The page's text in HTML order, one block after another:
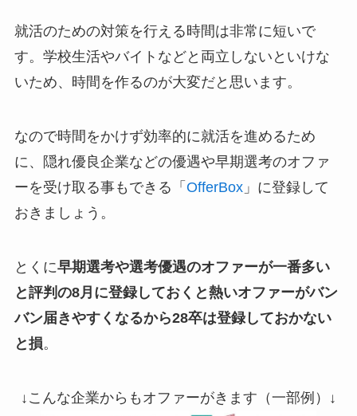
就活のための対策を行える時間は非常に短いで
す。学校生活やバイトなどと両立しないといけな
いため、時間を作るのが大変だと思います。
なので時間をかけず効率的に就活を進めるため
に、隠れ優良企業などの優遇や早期選考のオファ
ーを受け取る事もできる「 OfferBox」に登録して
おきましょう。
とくに早期選考や選考優遇のオファーが一番多い
と評判の8月に登録しておくと熱いオファーがバン
バン届きやすくなるから28卒は登録しておかない
と損。
↓こんな企業からもオファーがきます（一部例）↓